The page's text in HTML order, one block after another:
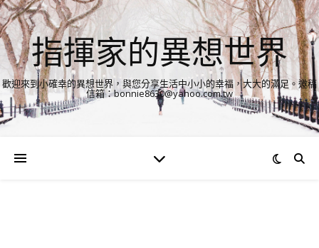
指揮家的異想世界
歡迎來到小確幸的異想世界，與您分享生活中小小的幸福，大大的滿足。邀稿
信箱：bonnie8630@yahoo.com.tw